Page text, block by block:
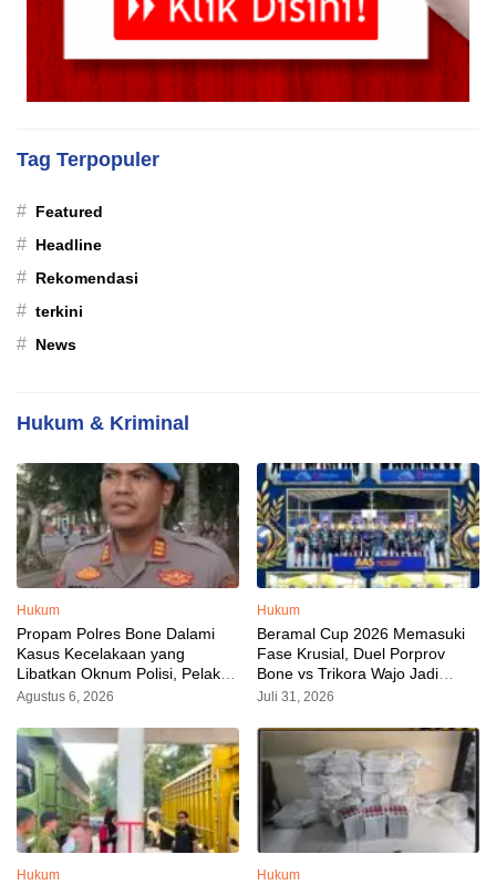
Tag Terpopuler
# Featured
# Headline
# Rekomendasi
# terkini
# News
Hukum & Kriminal
Hukum
Propam Polres Bone Dalami
Kasus Kecelakaan yang
Libatkan Oknum Polisi, Pelaku
Sudah Diamankan
Agustus 6, 2026
Hukum
Beramal Cup 2026 Memasuki
Fase Krusial, Duel Porprov
Bone vs Trikora Wajo Jadi
Sorotan Malam Ini
Juli 31, 2026
Hukum Hukum